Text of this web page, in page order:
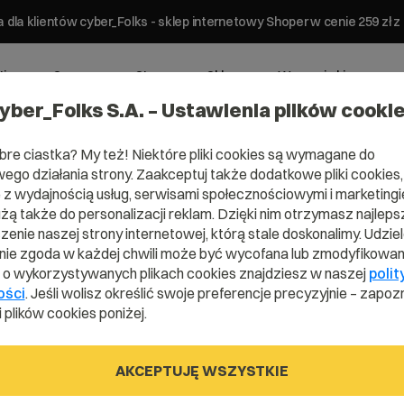
klientów cyber_Folks - sklep internetowy Shoper w cenie 259 zł z
Serwery Strony Sklepy Wsparcie biznesowe
znaleziona!
system podpowiadania dobrych domen
S.A. – Ustawienia plików
ciastka? My też! Niektóre pliki cookies są wymagane do
działania strony. Zaakceptuj także dodatkowe pliki cookies,
wydajnością usług, serwisami społecznościowymi i
także do personalizacji reklam. Dzięki nim otrzymasz
naszej strony internetowej, którą stale doskonalimy.
zgoda w każdej chwili może być wycofana lub
wykorzystywanych plikach cookies znajdziesz w naszej
. Jeśli wolisz określić swoje preferencje precyzyjnie –
cookies poniżej.
AKCEPTUJĘ WSZYSTKIE